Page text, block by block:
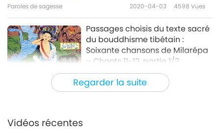
Regarder la suite
Paroles de sagesse 2020-04-03 4598 Vues
16:46
Passages choisis du texte sacré
du bouddhisme tibétain :
Soixante chansons de Milarépa
– Chants 11-13, partie 1/2
Paroles de sagesse 2020-04-01
10:59
Vidéos récentes